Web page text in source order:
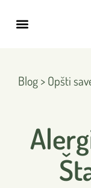
Blog > Opšti